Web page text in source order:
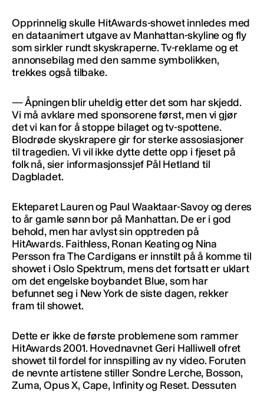
Opprinnelig skulle HitAwards-showet innledes med
en dataanimert utgave av Manhattan-skyline og fly
som sirkler rundt skyskraperne. Tv-reklame og et
annonsebilag med den samme symbolikken,
trekkes også tilbake.
— Åpningen blir uheldig etter det som har skjedd.
Vi må avklare med sponsorene først, men vi gjør
det vi kan for å stoppe bilaget og tv-spottene.
Blodrøde skyskrapere gir for sterke assosiasjoner
til tragedien. Vi vil ikke dytte dette opp i fjeset på
folk nå, sier informasjonssjef Pål Hetland til
Dagbladet.
Ekteparet Lauren og Paul Waaktaar-Savoy og deres
to år gamle sønn bor på Manhattan. De er i god
behold, men har avlyst sin opptreden på
HitAwards. Faithless, Ronan Keating og Nina
Persson fra The Cardigans er innstilt på å komme til
showet i Oslo Spektrum, mens det fortsatt er uklart
om det engelske boybandet Blue, som har
befunnet seg i New York de siste dagen, rekker
fram til showet.
Dette er ikke de første problemene som rammer
HitAwards 2001. Hovednavnet Geri Halliwell ofret
showet til fordel for innspilling av ny video. Foruten
de nevnte artistene stiller Sondre Lerche, Bosson,
Zuma, Opus X, Cape, Infinity og Reset. Dessuten